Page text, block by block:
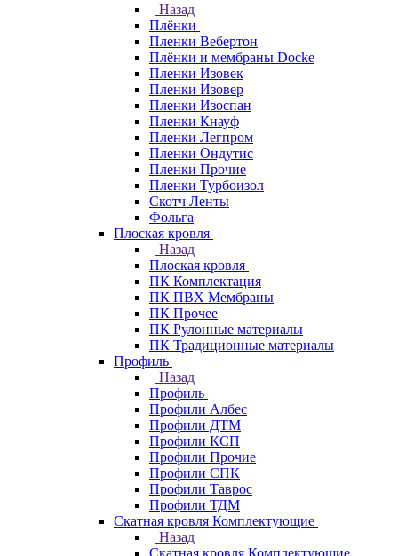
Назад
Плёнки
Пленки Вебертон
Плёнки и мембраны Docke
Пленки Изовек
Пленки Изовер
Пленки Изоспан
Пленки Кнауф
Пленки Легпром
Пленки Ондутис
Пленки Прочие
Пленки Турбоизол
Скотч Ленты
Фольга
Плоская кровля
Назад
Плоская кровля
ПК Комплектация
ПК ПВХ Мембраны
ПК Прочее
ПК Рулонные материалы
ПК Традиционные материалы
Профиль
Назад
Профиль
Профили Албес
Профили ДТМ
Профили КСП
Профили Прочие
Профили СПК
Профили Таврос
Профили ТДМ
Скатная кровля Комплектующие
Назад
Скатная кровля Комплектующие